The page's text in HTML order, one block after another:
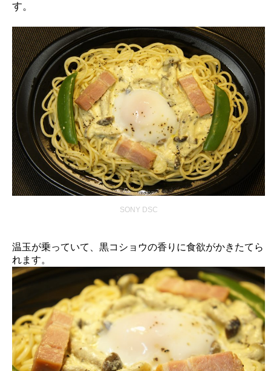
す。
SONY DSC
温玉が乗っていて、黒コショウの香りに食欲がかきたてら
れます。